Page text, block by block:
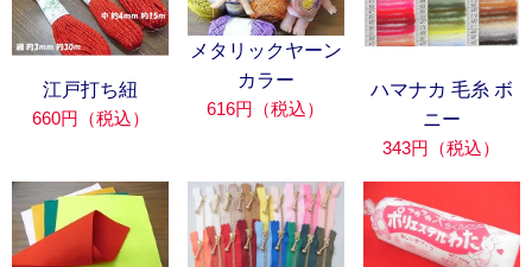
江戸打ち紐
660円（税込）
メタリックヤーン
カラー
616円（税込）
ハマナカ 毛糸 ボ
ニー
343円（税込）